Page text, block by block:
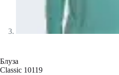
Блуза
Classic 10119